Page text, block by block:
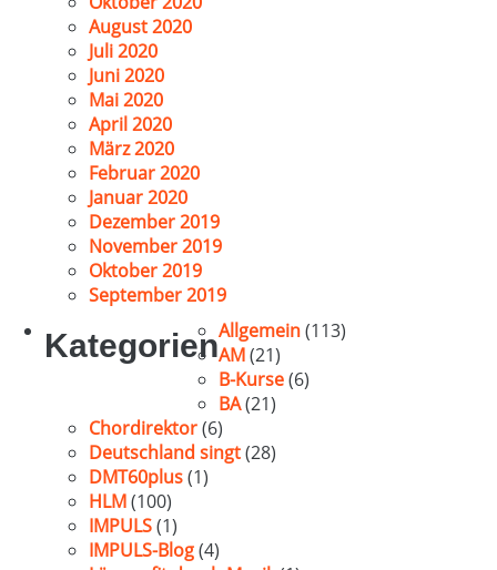
August 2020
Juli 2020
Juni 2020
Mai 2020
April 2020
März 2020
Februar 2020
Januar 2020
Dezember 2019
November 2019
Oktober 2019
September 2019
KategorienAllgemein(113)
AM(21)
B-Kurse(6)
BA(21)
Chordirektor(6)
Deutschland singt(28)
DMT60plus(1)
HLM(100)
IMPULS(1)
IMPULS-Blog(4)